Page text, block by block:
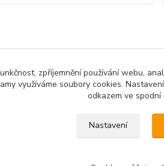
povinen vystavit kupujícímu
zpříjemnění používání webu,
využíváme soubory cookies.
odkazem ve spodní
Nastavení